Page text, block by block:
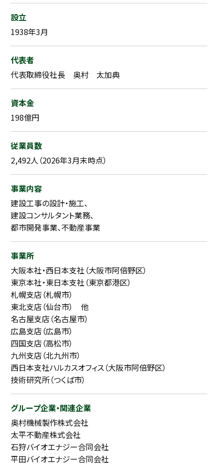
設立
1938年3月
代表者
代表取締役社長 奥村 太加典
資本金
198億円
従業員数
2,492人（2026年3月末時点）
事業内容
建設工事の設計・施工、
建設コンサルタント業務、
都市開発事業、不動産事業
事業所
大阪本社・西日本支社（大阪市阿倍野区）
東京本社・東日本支社（東京都港区）
札幌支店（札幌市）
東北支店（仙台市） 他
名古屋支店（名古屋市）
広島支店（広島市）
四国支店（高松市）
九州支店（北九州市）
西日本支社ハルカスオフィス（大阪市阿倍野区）
技術研究所（つくば市）
グループ企業・関連企業
奥村機械製作株式会社
太平不動産株式会社
石狩バイオエナジー合同会社
平田バイオエナジー合同会社